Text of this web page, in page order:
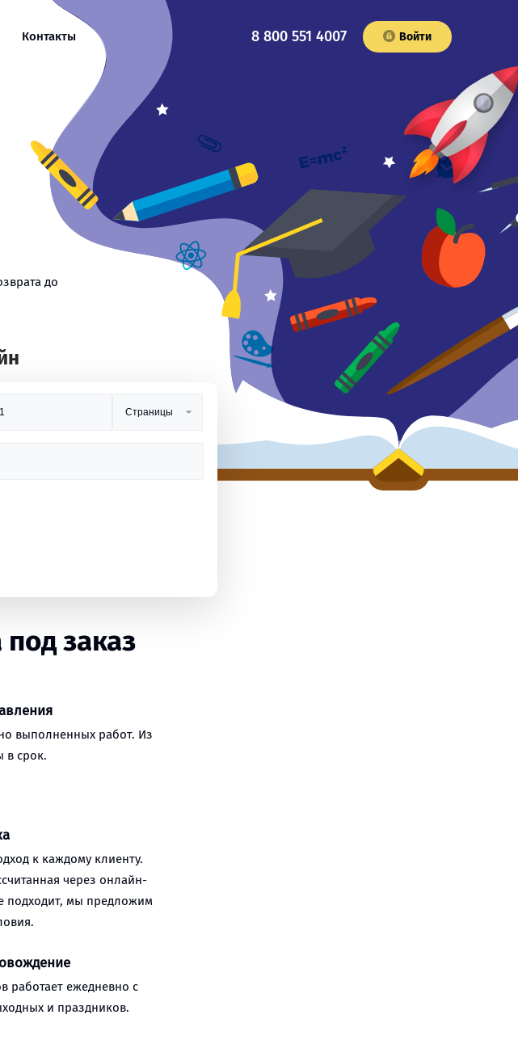
Контакты 8 800 551 4007 Войти
до
заказ
выполненных работ. Из
в срок.
к каждому клиенту.
через онлайн-
подходит, мы предложим
работает ежедневно с
и праздников.